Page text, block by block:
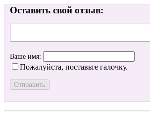
Оставить свой отзыв:
Ваше имя:
Пожалуйста, поставьте галочку.